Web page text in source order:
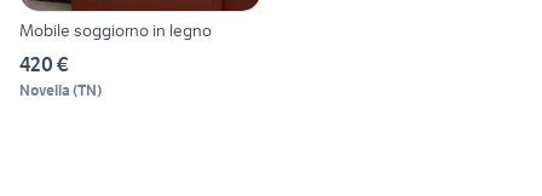
Mobile soggiorno in legno
420 €
Novella (TN)